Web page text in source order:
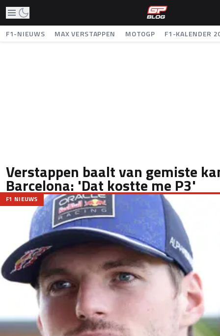
F1-NIEUWS MAX VERSTAPPEN MOTOGP F1-KALENDER
Verstappen baalt van gemiste
Barcelona: 'Dat kostte me P3'
F1 NIEUWS